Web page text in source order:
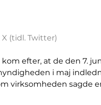
X (tidl. Twitter)
efter, at de den 7.
i maj
virksomheden sagde